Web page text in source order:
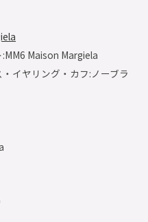
Maison Margiela
イヤリング・カフ:ノーブラ